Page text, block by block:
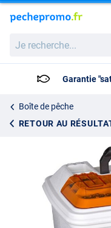
recherche...
Garantie
Boîte de pêche
RETOUR AU